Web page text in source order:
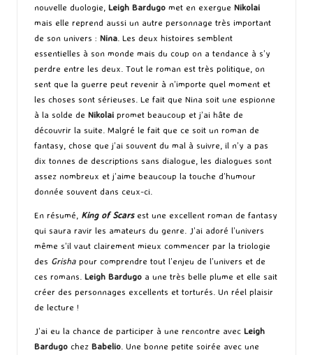
nouvelle duologie, Leigh Bardugo met en exergue Nikolai
mais elle reprend aussi un autre personnage très important
de son univers : Nina. Les deux histoires semblent
essentielles à son monde mais du coup on a tendance à s’y
perdre entre les deux. Tout le roman est très politique, on
sent que la guerre peut revenir à n’importe quel moment et
les choses sont sérieuses. Le fait que Nina soit une espionne
à la solde de Nikolai promet beaucoup et j’ai hâte de
découvrir la suite. Malgré le fait que ce soit un roman de
fantasy, chose que j’ai souvent du mal à suivre, il n’y a pas
dix tonnes de descriptions sans dialogue, les dialogues sont
assez nombreux et j’aime beaucoup la touche d’humour
donnée souvent dans ceux-ci.
En résumé, King of Scarsest une excellent roman de fantasy
qui saura ravir les amateurs du genre. J’ai adoré l’univers
même s’il vaut clairement mieux commencer par la triologie
des Grisha pour comprendre tout l’enjeu de l’univers et de
ces romans. Leigh Bardugo a une très belle plume et elle sait
créer des personnages excellents et torturés. Un réel plaisir
de lecture !
J’ai eu la chance de participer à une rencontre avec Leigh
Bardugo chez Babelio. Une bonne petite soirée avec une